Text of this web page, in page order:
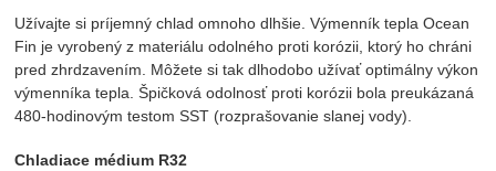
Užívajte si príjemný chlad omnoho dlhšie. Výmenník tepla Ocean
Fin je vyrobený z materiálu odolného proti korózii, ktorý ho chráni
pred zhrdzavením. Môžete si tak dlhodobo užívať optimálny výkon
výmenníka tepla. Špičková odolnosť proti korózii bola preukázaná
480-hodinovým testom SST (rozprašovanie slanej vody).
Chladiace médium R32